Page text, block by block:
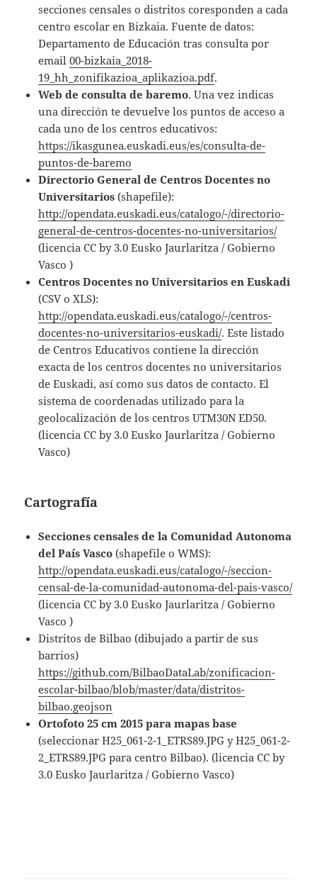
secciones censales o distritos coresponden a cada
centro escolar en Bizkaia. Fuente de datos:
Departamento de Educación tras consulta por
email00-bizkaia_2018-
19_hh_zonifikazioa_aplikazioa.pdf.
Web de consulta de baremo. Una vez indicas
una dirección te devuelve los puntos de acceso a
cada uno de los centros educativos:
https://ikasgunea.euskadi.eus/es/consulta-de-
puntos-de-baremo
Directorio General de Centros Docentes no
Universitarios (shapefile):
http://opendata.euskadi.eus/catalogo/-/directorio-
general-de-centros-docentes-no-universitarios/
(licencia CC by 3.0 Eusko Jaurlaritza / Gobierno
Vasco )
Centros Docentes no Universitarios en Euskadi
(CSV o XLS):
http://opendata.euskadi.eus/catalogo/-/centros-
docentes-no-universitarios-euskadi/. Este listado
de Centros Educativos contiene la dirección
exacta de los centros docentes no universitarios
de Euskadi, así como sus datos de contacto. El
sistema de coordenadas utilizado para la
geolocalización de los centros UTM30N ED50.
(licencia CC by 3.0 Eusko Jaurlaritza / Gobierno
Vasco)
Cartografía
Secciones censales de la Comunidad Autonoma
del País Vasco (shapefile o WMS):
http://opendata.euskadi.eus/catalogo/-/seccion-
censal-de-la-comunidad-autonoma-del-pais-vasco/
(licencia CC by 3.0 Eusko Jaurlaritza / Gobierno
Vasco )
Distritos de Bilbao (dibujado a partir de sus
barrios)
https://github.com/BilbaoDataLab/zonificacion-
escolar-bilbao/blob/master/data/distritos-
bilbao.geojson
Ortofoto 25 cm 2015 para mapas base
(seleccionar H25_061-2-1_ETRS89.JPG y H25_061-2-
2_ETRS89.JPG para centro Bilbao). (licencia CC by
3.0 Eusko Jaurlaritza / Gobierno Vasco)